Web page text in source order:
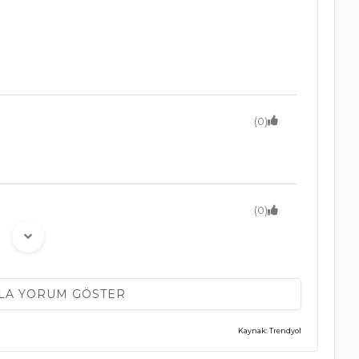
(0)
(0)
tavsiye ederim
YORUM GÖSTER
Kaynak: Trendyol